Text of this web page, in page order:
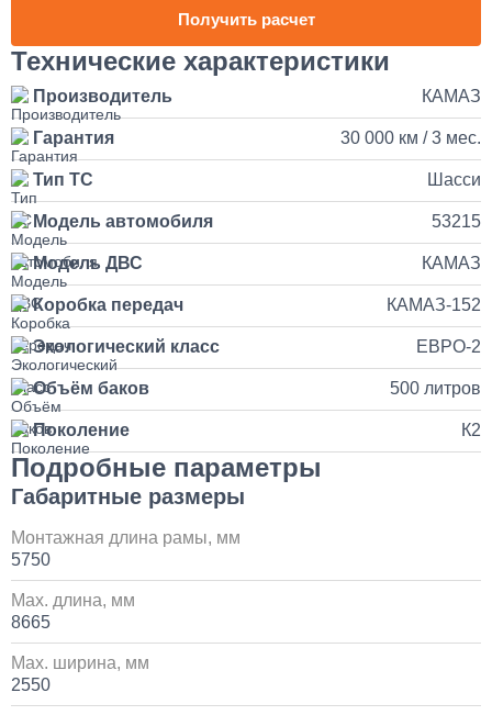
Наращивание кузова и бортов на КАМАЗ
150 000
от 5 до 10 дней
Установка и подключение рации с антенной на КАМАЗ
35 000
1 день
Установка продувочного пистолета в кабину
3 500
Установка системы контроля положения
самосвального кузова
Получить расчет
Технические характеристики
Производитель КАМАЗ
Гарантия 30 000 км / 3 мес.
Тип ТС Шасси
Модель автомобиля 53215
Модель ДВС КАМАЗ
Коробка передач КАМАЗ-152
Экологический класс ЕВРО-2
Объём баков 500 литров
Поколение К2
Подробные параметры
Габаритные размеры
Монтажная длина рамы, мм
5750
Max. длина, мм
8665
Max. ширина, мм
2550